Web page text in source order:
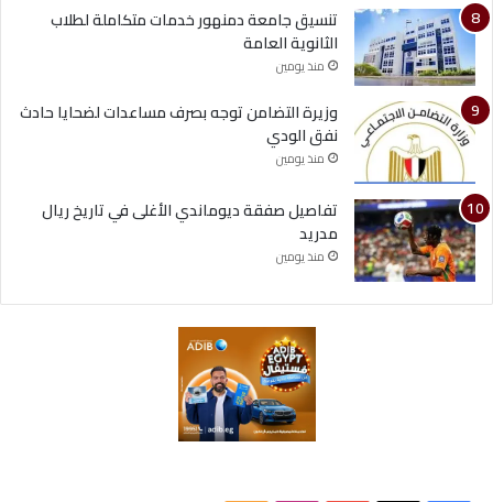
تنسيق جامعة دمنهور خدمات متكاملة لطلاب
الثانوية العامة
منذ يومين
وزيرة التضامن توجه بصرف مساعدات لضحايا حادث
نفق الودي
منذ يومين
تفاصيل صفقة ديوماندي الأغلى في تاريخ ريال
مدريد
منذ يومين